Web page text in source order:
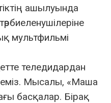
ашылуында
мультфильмі
теледидардан
Мысалы, «Маша
басқалар. Бірақ